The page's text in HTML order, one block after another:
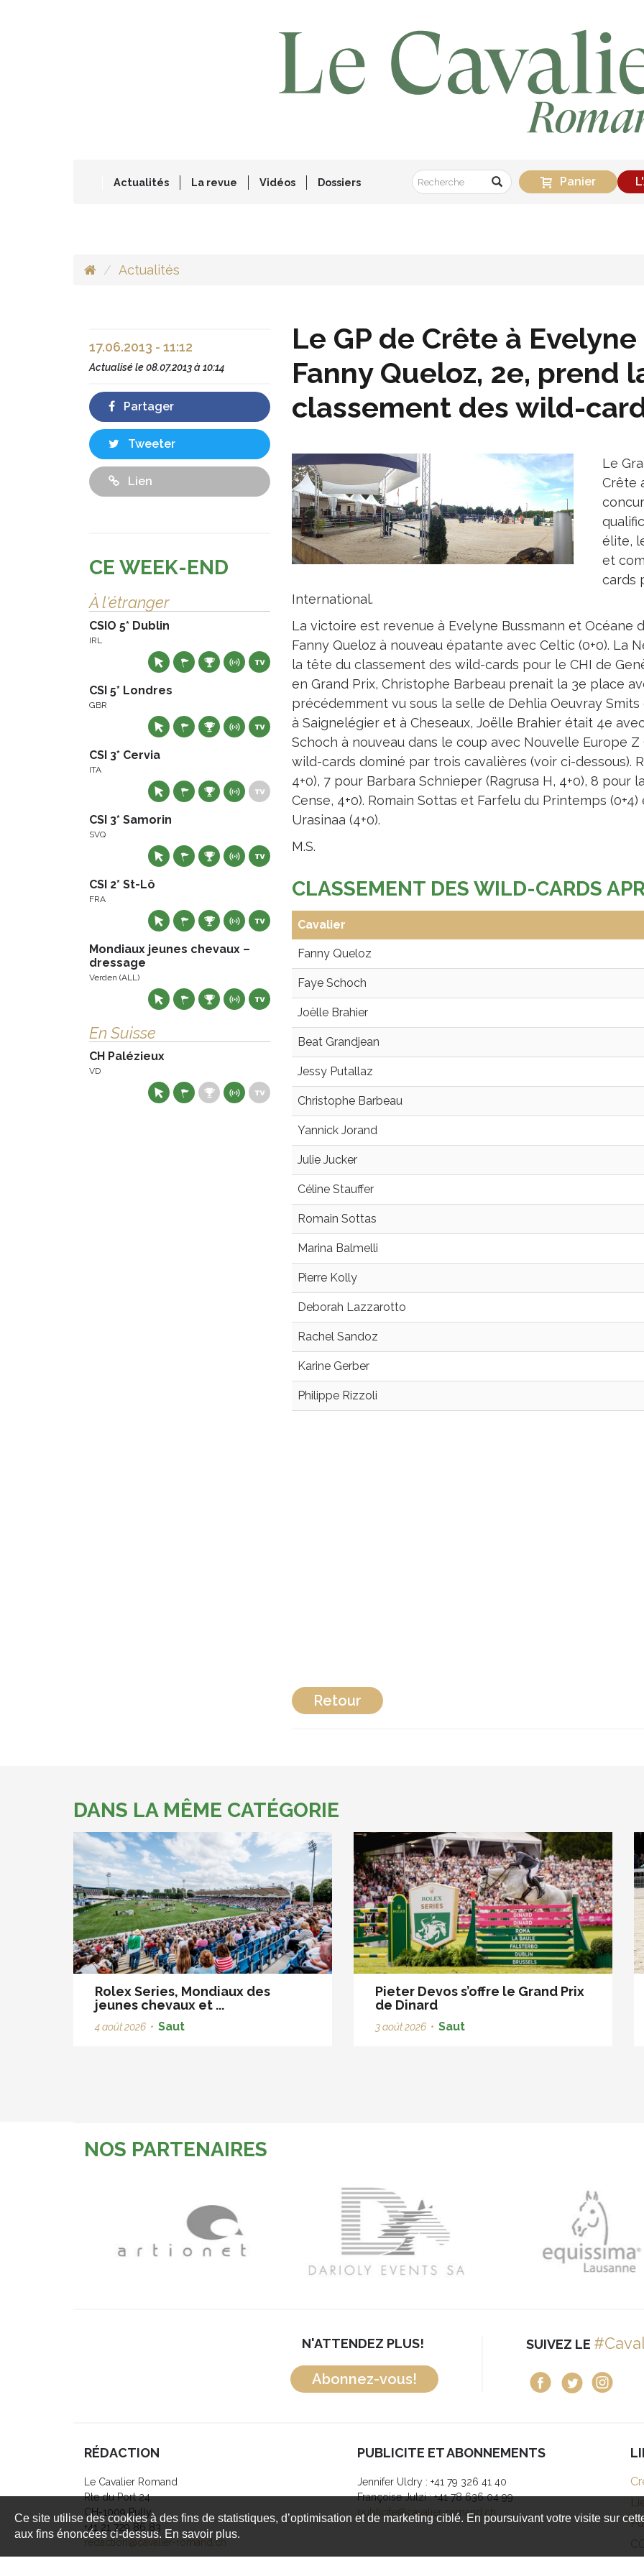
Actualités La revue Vidéos Dossiers Panier
Actualités
Le GP de Crête à
Fanny Queloz, 2e, prend
classement des wild-
Le
Crête
élite,
et
cards
International.
La victoire est revenue à Evelyne Bussmann et Océane
Fanny Queloz à nouveau épatante avec Celtic (0+0). La
la tête du classement des wild-cards pour le CHI de
en Grand Prix, Christophe Barbeau prenait la 3e place
précédemment vu sous la selle de Dehlia Oeuvray
à Saignelégier et à Cheseaux, Joëlle Brahier était 4e
Schoch à nouveau dans le coup avec Nouvelle Europe
wild-cards dominé par trois cavalières (voir ci-dessous).
4+0), 7 pour Barbara Schnieper (Ragrusa H, 4+0), 8 pour
Cense, 4+0). Romain Sottas et Farfelu du Printemps
Urasinaa (4+0).
M.S.
CLASSEMENT DES WILD-CARDS
Cavalier
Fanny Queloz
Faye Schoch
Joëlle Brahier
Beat Grandjean
Jessy Putallaz
Christophe Barbeau
Yannick Jorand
Julie Jucker
Céline Stauffer
Romain Sottas
Marina Balmelli
Pierre Kolly
Deborah Lazzarotto
Rachel Sandoz
Karine Gerber
Philippe Rizzoli
Retour
17.06.2013 - 11:12
Actualisé le08.07.2013 à 10:14
Partager
Tweeter
Lien
CE WEEK-END
À l'étranger
CSIO 5* Dublin
IRL
CSI 5* Londres
GBR
CSI 3* Cervia
ITA
CSI 3* Samorin
SVQ
CSI 2* St-Lô
FRA
Mondiaux jeunes chevaux –
dressage
Verden (ALL)
En Suisse
CH Palézieux
VD
DANS LA MÊME CATÉGORIE
Rolex Series, Mondiaux des
jeunes chevaux et ...
4 août 2026 • Saut
Pieter Devos s’offre le Grand Prix
de Dinard
3 août 2026 • Saut
NOS PARTENAIRES
N'ATTENDEZ PLUS!
Abonnez-vous!
SUIVEZ LE
RÉDACTION
Le Cavalier Romand
Rte du Port 24
CH-1009 Pully
+41 21 729 86 83
redaction@cavalier-romand.ch
PUBLICITE ET ABONNEMENTS
Jennifer Uldry : +41 79 326 41 40
Françoise Jutzi : +41 78 636 04 99
publicite@cavalier-romand.ch
Ce site utilise des cookies à des fins de statistiques, d’optimisation et de marketing ciblé. En poursuivant votre visite sur
aux fins énoncées ci-dessus. En savoir plus.